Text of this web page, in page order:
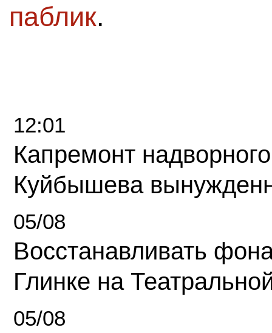
паблик.
12:01
Капремонт
Куйбышева
05/08
Восстанавливать
Глинке на
05/08